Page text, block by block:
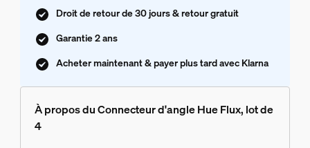
Droit de retour de 30 jours & retour gratuit
Garantie 2 ans
Acheter maintenant & payer plus tard avec Klarna
À propos du Connecteur d'angle Hue Flux, lot de
4